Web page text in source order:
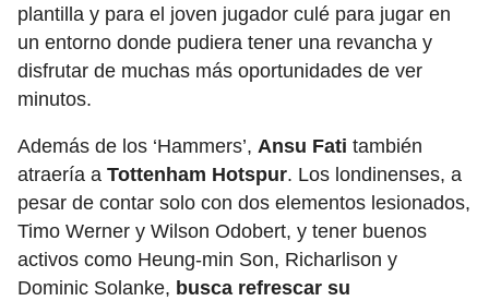
plantilla y para el joven jugador culé para jugar en
un entorno donde pudiera tener una revancha y
disfrutar de muchas más oportunidades de ver
minutos.
Además de los ‘Hammers’, Ansu Fati también
atraería a Tottenham Hotspur. Los londinenses, a
pesar de contar solo con dos elementos lesionados,
Timo Werner y Wilson Odobert, y tener buenos
activos como Heung-min Son, Richarlison y
Dominic Solanke, busca refrescar su